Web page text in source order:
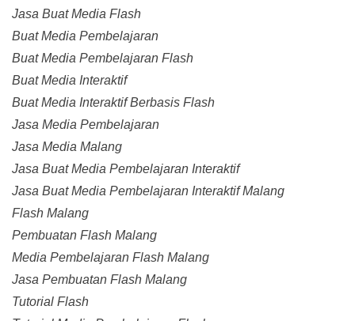
Jasa Buat Media Flash
Buat Media Pembelajaran
Buat Media Pembelajaran Flash
Buat Media Interaktif
Buat Media Interaktif Berbasis Flash
Jasa Media Pembelajaran
Jasa Media Malang
Jasa Buat Media Pembelajaran Interaktif
Jasa Buat Media Pembelajaran Interaktif Malang
Flash Malang
Pembuatan Flash Malang
Media Pembelajaran Flash Malang
Jasa Pembuatan Flash Malang
Tutorial Flash